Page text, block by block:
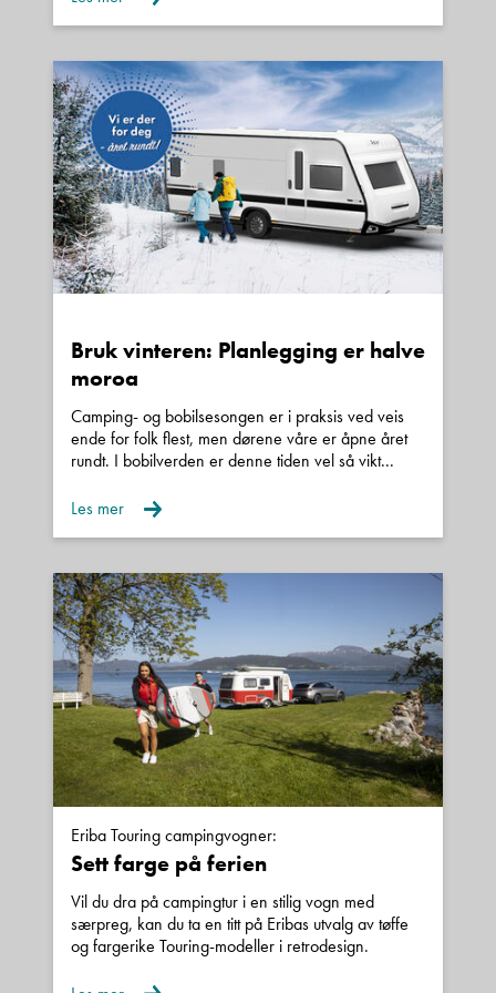
Denne siden er beskyttet av reCAPTCHA og Google
Personvernerklæringog Vilkår for bruker gjeldende.
Kontakt avdeling
Bruk vinteren: Planlegging er halve
moroa
Camping- og bobilsesongen er i praksis ved veis
ende for folk flest, men dørene våre er åpne året
rundt. I bobilverden er denne tiden vel så vikt...
Les mer
Eriba Touring campingvogner:
Sett farge på ferien
Vil du dra på campingtur i en stilig vogn med
særpreg, kan du ta en titt på Eribas utvalg av tøffe
og fargerike Touring-modeller i retrodesign.